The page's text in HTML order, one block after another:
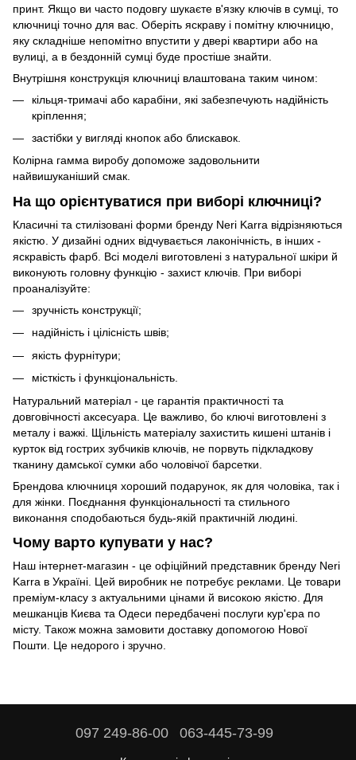
принт. Якщо ви часто подовгу шукаєте в'язку ключів в сумці, то
ключниці точно для вас. Оберіть яскраву і помітну ключницю,
яку складніше непомітно впустити у двері квартири або на
вулиці, а в бездонній сумці буде простіше знайти.
Внутрішня конструкція ключниці влаштована таким чином:
кільця-тримачі або карабіни, які забезпечують надійність
кріплення;
застібки у вигляді кнопок або блискавок.
Колірна гамма виробу допоможе задовольнити
найвишуканіший смак.
На що орієнтуватися при виборі ключниці?
Класичні та стилізовані форми бренду Neri Karra відрізняються
якістю. У дизайні одних відчувається лаконічність, в інших -
яскравість фарб. Всі моделі виготовлені з натуральної шкіри й
виконують головну функцію - захист ключів. При виборі
проаналізуйте:
зручність конструкції;
надійність і цілісність швів;
якість фурнітури;
місткість і функціональність.
Натуральний матеріал - це гарантія практичності та
довговічності аксесуара. Це важливо, бо ключі виготовлені з
металу і важкі. Щільність матеріалу захистить кишені штанів і
курток від гострих зубчиків ключів, не порвуть підкладкову
тканину дамської сумки або чоловічої барсетки.
Брендова ключниця хороший подарунок, як для чоловіка, так і
для жінки. Поєднання функціональності та стильного
виконання сподобаються будь-якій практичній людині.
Чому варто купувати у нас?
Наш інтернет-магазин - це офіційний представник бренду Neri
Karra в Україні. Цей виробник не потребує реклами. Це товари
преміум-класу з актуальними цінами й високою якістю. Для
мешканців Києва та Одеси передбачені послуги кур'єра по
місту. Також можна замовити доставку допомогою Нової
Пошти. Це недорого і зручно.
097 249-86-00 063-445-73-99